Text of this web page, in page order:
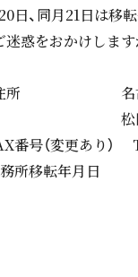
日、同月21日は移
はご迷
所 名古屋市
ディング
号（変更あり）
所移転年月日 ２